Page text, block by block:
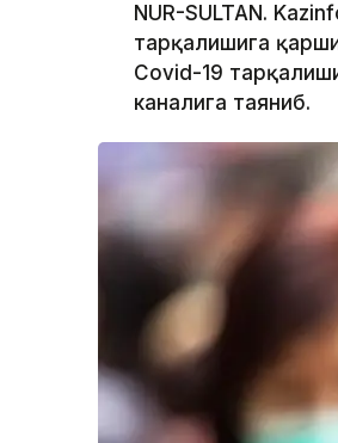
NUR-SULTAN.
тарқалишига
Covid-19
каналига таяниб.